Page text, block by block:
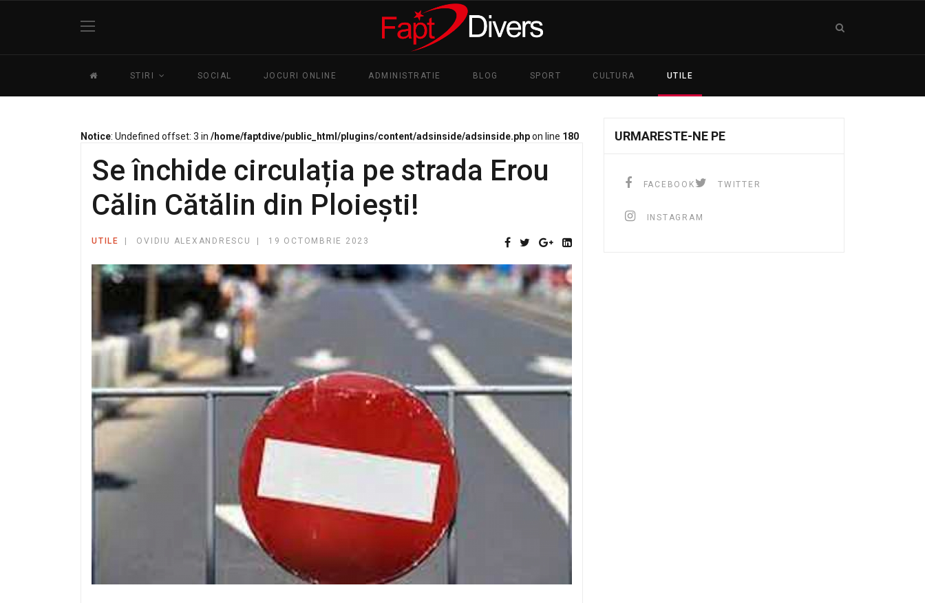
STIRI SOCIAL JOCURI ONLINE ADMINISTRATIE BLOG SPORT CULTURA UTILE
Notice: Undefined offset: 3 in /home/faptdive/public_html/plugins/content/adsinside/adsinside.phpon line 180
Se închide circulația pe strada Erou
Călin Cătălin din Ploiești!
UTILE OVIDIU ALEXANDRESCU 19 OCTOMBRIE 2023
URMARESTE-NE PE
FACEBOOK TWITTER
INSTAGRAM